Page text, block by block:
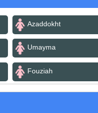
Azaddokht
Umayma
Fouziah